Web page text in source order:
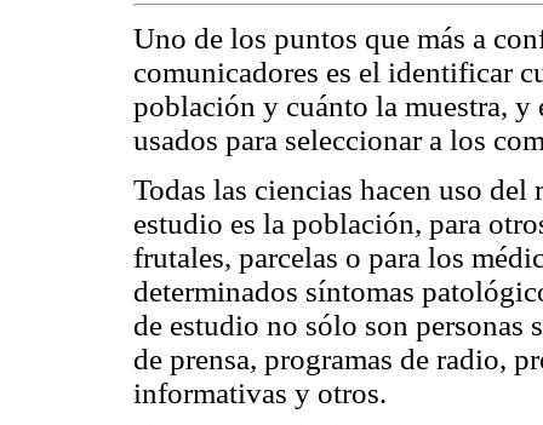
Uno de los puntos que más a
comunicadores es el identificar
población y cuánto la muestra, y
usados para seleccionar a los
Todas las ciencias hacen uso
estudio es la población, para
frutales, parcelas o para los
determinados síntomas
de estudio no sólo son
de prensa, programas de radio,
informativas y otros.